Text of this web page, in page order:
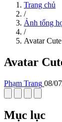
Trang chủ
/
Ảnh tổng
/
Avatar
Avatar
Phạm Trang 08/
Mục lục